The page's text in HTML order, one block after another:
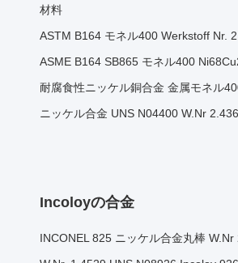
材料
ASTM B164 モネル400 Werkstoff Nr.
ASME B164 SB865 モネル400
耐腐食性ニッケル銅合金 金属モネル
ニッケル合金 UNS N04400 W.Nr
Incoloyの合金
INCONEL 825 ニッケル合金丸棒